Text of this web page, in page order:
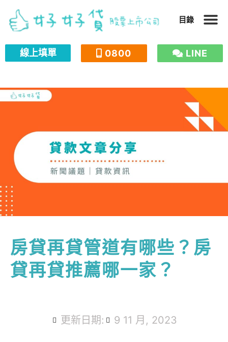
至
主
要
容
目錄
線上填單 0800 LINE
房貸再貸管道有哪些？房
貸再貸推薦哪一家？
更新日期: 9 11 月, 2023